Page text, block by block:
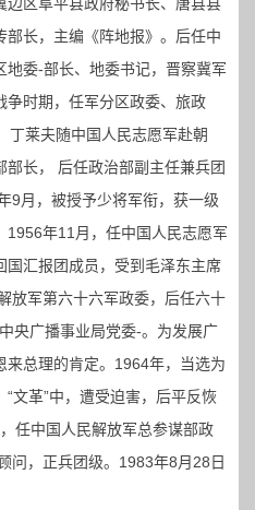
区阜平县政府秘书长、唐县县
长，主编《阵地报》。后任中
委-部长、地委书记，晋察冀军
争时期，任军分区政委、旅政
丁莱夫随中国人民志愿军赴朝
长， 后任政治部副主任兼兵团
9月，被授予少将军衔，获一级
1956年11月，任中国人民志愿军
汇报团成员，受到毛泽东主席
放军第六十六军政委，后任六十
央广播事业局党委-。为发展广
总理的肯定。1964年，当选为
文革”中，遭受迫害，后平反恢
任中国人民解放军总参谋部政
问，正兵团级。1983年8月28日